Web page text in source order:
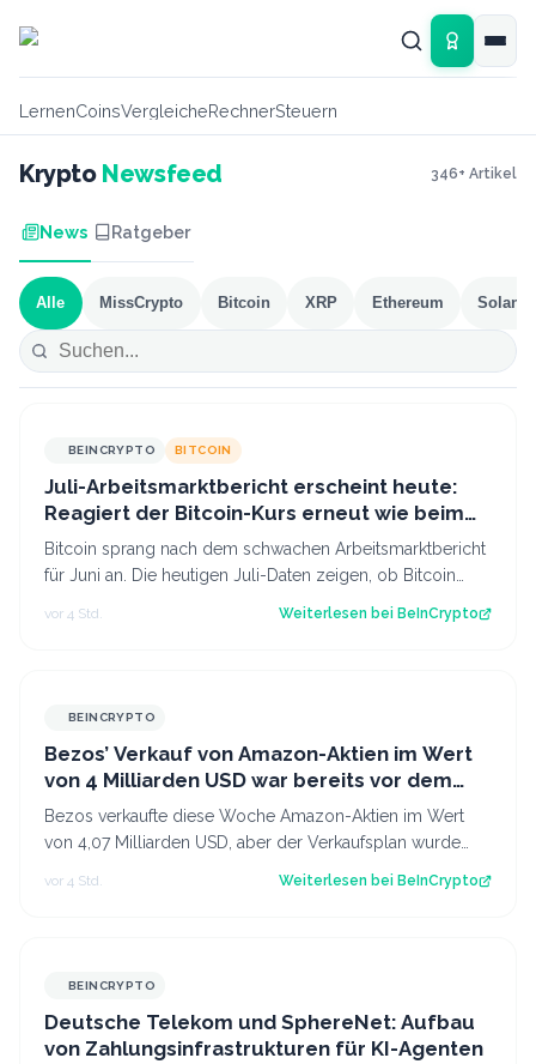
LernenCoinsVergleicheRechnerSteuern
Krypto Newsfeed 346+ Artikel
News Ratgeber
Alle MissCrypto Bitcoin XRP Ethereum Solana
BEINCRYPTO BITCOIN
Juli-Arbeitsmarktbericht erscheint heute:
Reagiert der Bitcoin-Kurs erneut wie beim
letzten Mal?
Bitcoin sprang nach dem schwachen Arbeitsmarktbericht
für Juni an. Die heutigen Juli-Daten zeigen, ob Bitcoin
vor 4 Std. Weiterlesen bei BeInCrypto
BEINCRYPTO
Bezos’ Verkauf von Amazon-Aktien im Wert
von 4 Milliarden USD war bereits vor dem
starken Quartalsergebnis geplant
Bezos verkaufte diese Woche Amazon-Aktien im Wert
von 4,07 Milliarden USD, aber der Verkaufsplan wurde
bereits acht Monate vor dem Gewinnspr…
vor 4 Std. Weiterlesen bei BeInCrypto
BEINCRYPTO
Deutsche Telekom und SphereNet: Aufbau
von Zahlungsinfrastrukturen für KI-Agenten